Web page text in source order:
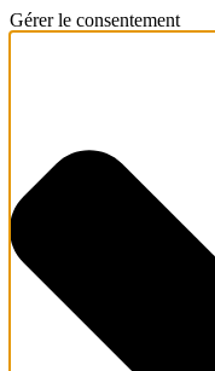
Gérer le consentement